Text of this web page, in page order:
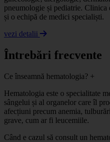
pneumologie și pediatrie. Clinica
și o echipă de medici specialiști.
vezi detalii
Întrebări frecvente
Ce înseamnă hematologia? +
Hematologia este o specialitate
sângelui și al organelor care îl
afecțiuni precum anemia,
grave, cum ar fi leucemiile.
Când e cazul să consult un